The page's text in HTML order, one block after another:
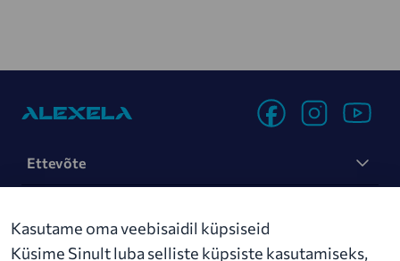
Ettevõte
Uudised
Kasutame oma veebisaidil küpsiseid
Küsime Sinult luba selliste küpsiste kasutamiseks,